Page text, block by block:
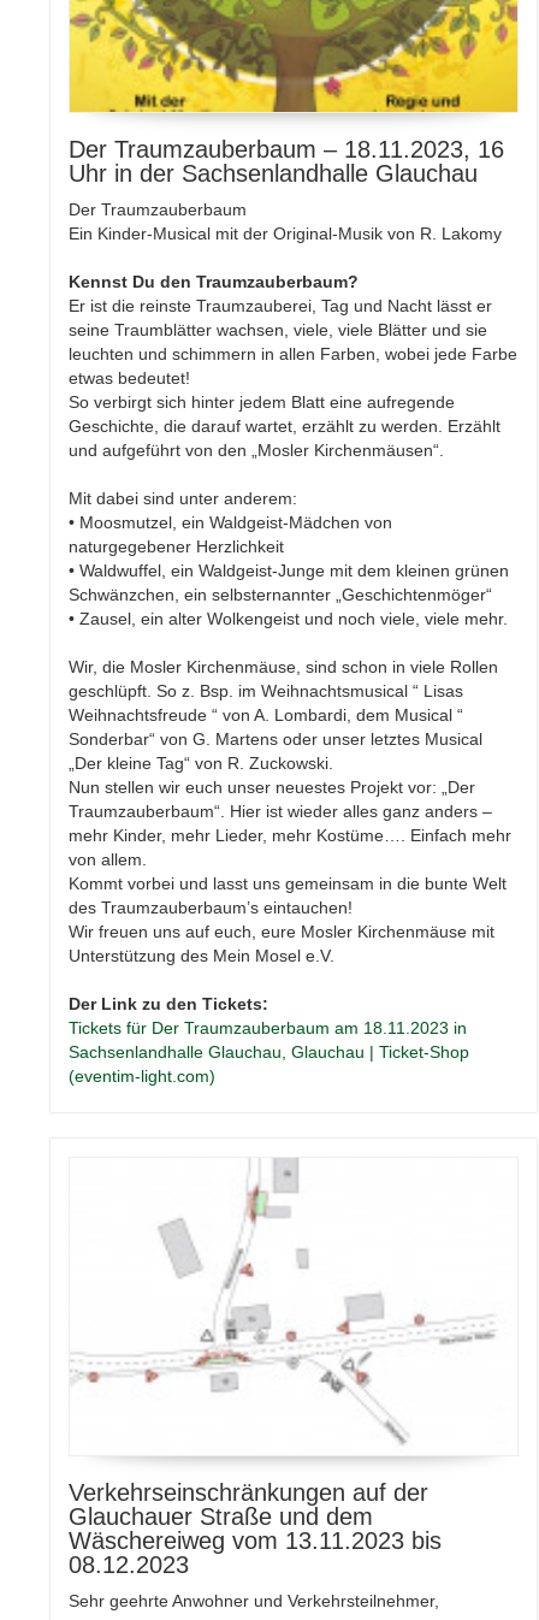
Der Traumzauberbaum – 18.11.2023, 16
Uhr in der Sachsenlandhalle Glauchau
Der Traumzauberbaum
Ein Kinder-Musical mit der Original-Musik von R. Lakomy
Kennst Du den Traumzauberbaum?
Er ist die reinste Traumzauberei, Tag und Nacht lässt er
seine Traumblätter wachsen, viele, viele Blätter und sie
leuchten und schimmern in allen Farben, wobei jede Farbe
etwas bedeutet!
So verbirgt sich hinter jedem Blatt eine aufregende
Geschichte, die darauf wartet, erzählt zu werden. Erzählt
und aufgeführt von den „Mosler Kirchenmäusen“.
Mit dabei sind unter anderem:
• Moosmutzel, ein Waldgeist-Mädchen von
naturgegebener Herzlichkeit
• Waldwuffel, ein Waldgeist-Junge mit dem kleinen grünen
Schwänzchen, ein selbsternannter „Geschichtenmöger“
• Zausel, ein alter Wolkengeist und noch viele, viele mehr.
Wir, die Mosler Kirchenmäuse, sind schon in viele Rollen
geschlüpft. So z. Bsp. im Weihnachtsmusical “ Lisas
Weihnachtsfreude “ von A. Lombardi, dem Musical “
Sonderbar“ von G. Martens oder unser letztes Musical
„Der kleine Tag“ von R. Zuckowski.
Nun stellen wir euch unser neuestes Projekt vor: „Der
Traumzauberbaum“. Hier ist wieder alles ganz anders –
mehr Kinder, mehr Lieder, mehr Kostüme…. Einfach mehr
von allem.
Kommt vorbei und lasst uns gemeinsam in die bunte Welt
des Traumzauberbaum’s eintauchen!
Wir freuen uns auf euch, eure Mosler Kirchenmäuse mit
Unterstützung des Mein Mosel e.V.
Der Link zu den Tickets:
Tickets für Der Traumzauberbaum am 18.11.2023 in
Sachsenlandhalle Glauchau, Glauchau | Ticket-Shop
(eventim-light.com)
Verkehrseinschränkungen auf der
Glauchauer Straße und dem
Wäschereiweg vom 13.11.2023 bis
08.12.2023
Sehr geehrte Anwohner und Verkehrsteilnehmer,